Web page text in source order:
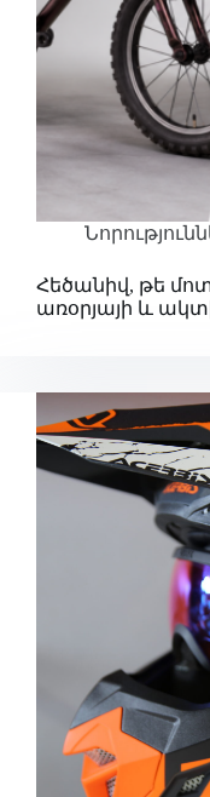
Հեծանիվ, թե
առօրյայի և